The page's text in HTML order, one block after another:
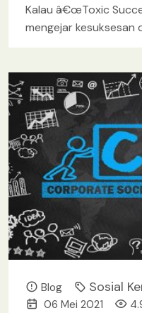
Kalau â€œToxic
mengejar kesuksesan
Blog Sosial
06 Mei 2021